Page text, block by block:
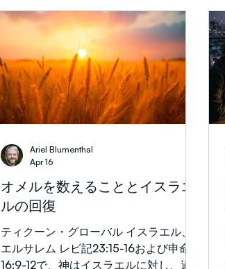
しない場所で現れるようになりました。
多くのトレンドがそうである様に、これ
は特に何の意味も持たないのかもしれま
せん。しかし、何度も耳にするうちに、
私には長い間重要な意味を持っていた別
の「67」について考えるようになりま
した。 1967年。 イスラエルの現代史に
詳しい方なら、その年はすぐに六日戦争
を思い起こさせるでしょう。この週は
1967年6月のあの驚くべき日々の別の記
返る中で、私は軍事的勝利そのものだけ
でなく、同じ時期に起こっていたすべて
のことについて考え始めました。振り返
るほどに、イスラエルで起こっていた素
晴らしい物語と、国々の間で進行してい
オメルを数えることとイスラエ
ルの回復
ティクーン・グローバル イスラエル、
エルサレム レビ記23:15-16および申命記
16:9-12で、神はイスラエルに対し、過
Ariel Blumenthal
Apr 16